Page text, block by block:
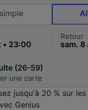
Retour
(26-59)
une carte
jusqu'à 20 % sur les
Genius